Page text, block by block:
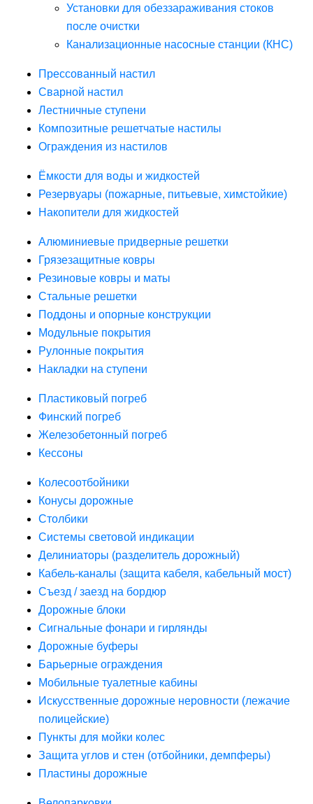
Установки для обеззараживания стоков
после очистки
Канализационные насосные станции (КНС)
Прессованный настил
Сварной настил
Лестничные ступени
Композитные решетчатые настилы
Ограждения из настилов
Ёмкости для воды и жидкостей
Резервуары (пожарные, питьевые, химстойкие)
Накопители для жидкостей
Алюминиевые придверные решетки
Грязезащитные ковры
Резиновые ковры и маты
Стальные решетки
Поддоны и опорные конструкции
Модульные покрытия
Рулонные покрытия
Накладки на ступени
Пластиковый погреб
Финский погреб
Железобетонный погреб
Кессоны
Колесоотбойники
Конусы дорожные
Столбики
Системы световой индикации
Делиниаторы (разделитель дорожный)
Кабель-каналы (защита кабеля, кабельный мост)
Съезд / заезд на бордюр
Дорожные блоки
Сигнальные фонари и гирлянды
Дорожные буферы
Барьерные ограждения
Мобильные туалетные кабины
Искусственные дорожные неровности (лежачие
полицейские)
Пункты для мойки колес
Защита углов и стен (отбойники, демпферы)
Пластины дорожные